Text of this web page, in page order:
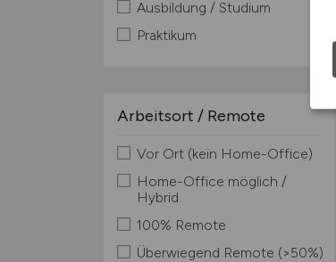
Ausbildung / Studium
Praktikum
Arbeitsort / Remote
Vor Ort (kein Home-Office)
Home-Office möglich /
Hybrid
100% Remote
Überwiegend Remote (>50%)